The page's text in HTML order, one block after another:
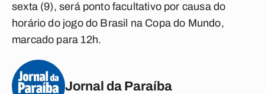
sexta (9), será ponto facultativo por causa do
horário do jogo do Brasil na Copa do Mundo,
marcado para 12h.
Jornal da Paraíba